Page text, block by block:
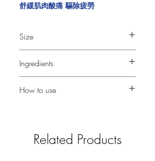
舒緩肌肉酸痛驅除疲勞
Size
Ingredients
等
How to use
▪️再以清水徹底洗淨
Related Products